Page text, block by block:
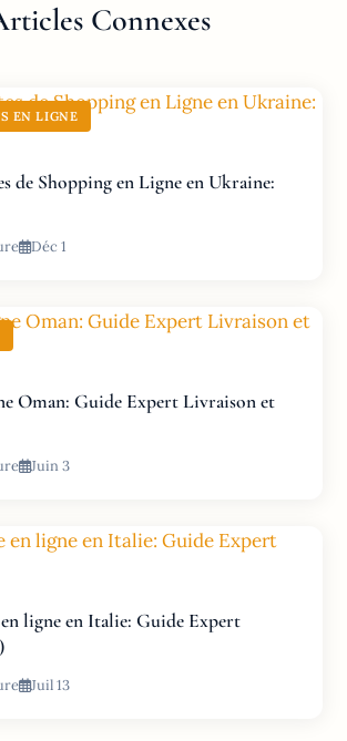
Connexes
EN LIGNE
de Shopping en Ligne en Ukraine:
Déc 1
Oman: Guide Expert Livraison et
Juin 3
ligne en Italie: Guide Expert
Juil 13